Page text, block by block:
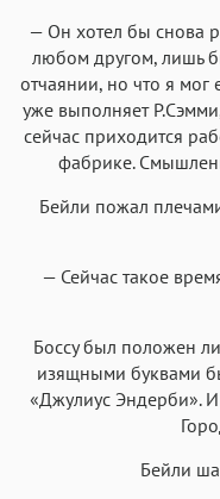
— Он хотел бы снова
любом другом, лишь
отчаянии, но что я мог
уже выполняет
сейчас приходится
фабрике.
Бейли пожал
— Сейчас такое
Боссу был положен
изящными буквами
«Джулиус Эндерби».
Бейли